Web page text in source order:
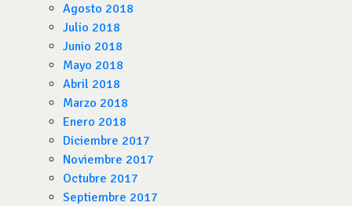
Agosto 2018
Julio 2018
Junio 2018
Mayo 2018
Abril 2018
Marzo 2018
Enero 2018
Diciembre 2017
Noviembre 2017
Octubre 2017
Septiembre 2017